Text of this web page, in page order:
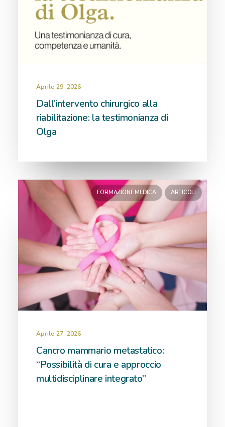
Aprile 29, 2026
Dall’intervento chirurgico alla
riabilitazione: la testimonianza di
Olga
FORMAZIONE MEDICA ARTICOLI
Aprile 27, 2026
Cancro mammario metastatico:
“Possibilità di cura e approccio
multidisciplinare integrato”